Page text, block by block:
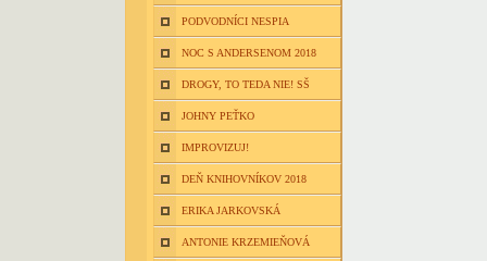
PODVODNÍCI NESPIA
NOC S ANDERSENOM 2018
DROGY, TO TEDA NIE! SŠ
JOHNY PEŤKO
IMPROVIZUJ!
DEŇ KNIHOVNÍKOV 2018
ERIKA JARKOVSKÁ
ANTONIE KRZEMIEŇOVÁ